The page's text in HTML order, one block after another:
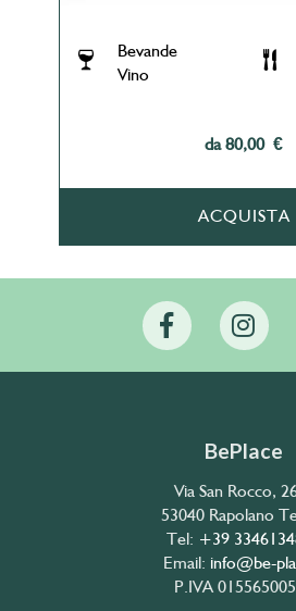
Bevande
Vino
da 80,00 €
ACQUISTA
BePlace
Via San Rocco,
53040 Rapolano
Tel: +39
Email: info@be-
P.IVA